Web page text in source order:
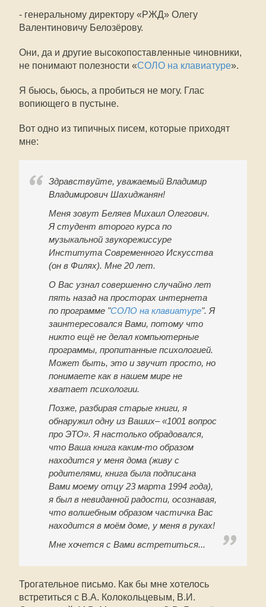
- генеральному директору «РЖД» Олегу
Валентиновичу Белозёрову.
Они, да и другие высокопоставленные чиновники,
не понимают полезности «СОЛО на клавиатуре».
Я бьюсь, бьюсь, а пробиться не могу. Глас
вопиющего в пустыне.
Вот одно из типичных писем, которые приходят
мне:
Здравствуйте, уважаемый Владимир
Владимирович Шахиджанян!
Меня зовут Беляев Михаил Олегович.
Я студент второго курса по
музыкальной звукорежиссуре
Института Современного Искусства
(он в Филях). Мне 20 лет.
О Вас узнал совершенно случайно лет
пять назад на просторах интернета
по программе "СОЛО на клавиатуре". Я
заинтересовался Вами, потому что
никто ещё не делал компьютерные
программы, пропитанные психологией.
Может быть, это и звучит просто, но
понимаете как в нашем мире не
хватает психологии.
Позже, разбирая старые книги, я
обнаружил одну из Ваших– «1001 вопрос
про ЭТО». Я настолько обрадовался,
что Ваша книга каким-то образом
находится у меня дома (живу с
родителями, книга была подписана
Вами моему отцу 23 марта 1994 года),
я был в невиданной радости, осознавая,
что волшебным образом частичка Вас
находится в моём доме, у меня в руках!
Мне хочется с Вами встретиться...
Трогательное письмо. Как бы мне хотелось
встретиться с В.А. Колокольцевым, В.И.